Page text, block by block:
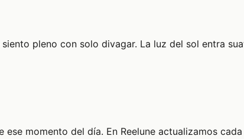
pleno con solo divagar. La luz del sol entra
momento del día. En Reelune actualizamos